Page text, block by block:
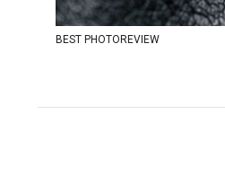
BEST PHOTOREVIEW